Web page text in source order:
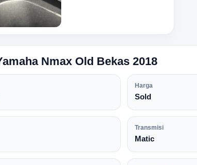
Nmax Old Bekas 2018
Harga
Sold
Transmisi
Matic